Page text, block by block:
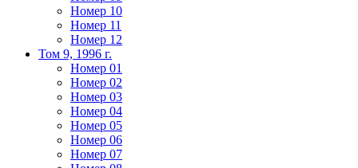
Номер 10
Номер 11
Номер 12
Том 9, 1996 г.
Номер 01
Номер 02
Номер 03
Номер 04
Номер 05
Номер 06
Номер 07